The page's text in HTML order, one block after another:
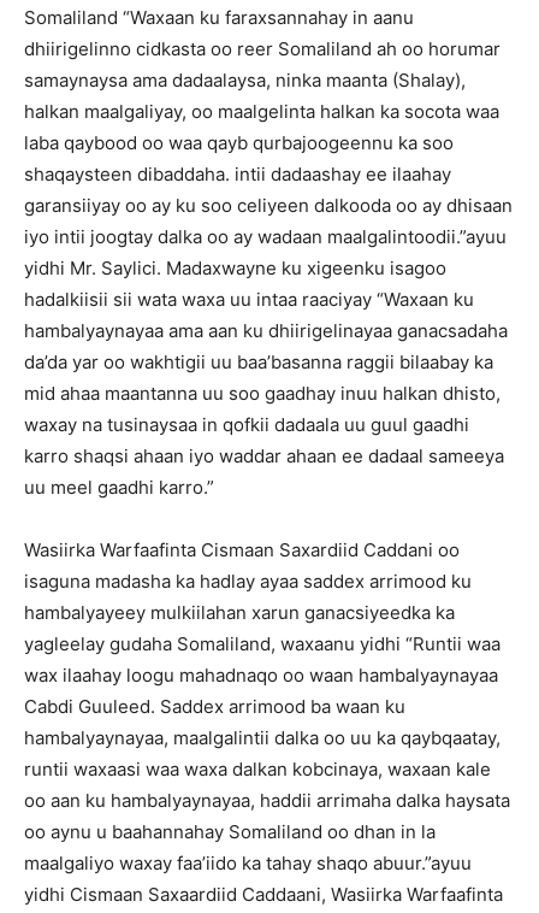
Somaliland “Waxaan ku faraxsannahay in aanu
dhiirigelinno cidkasta oo reer Somaliland ah oo horumar
samaynaysa ama dadaalaysa, ninka maanta (Shalay),
halkan maalgaliyay, oo maalgelinta halkan ka socota waa
laba qaybood oo waa qayb qurbajoogeennu ka soo
shaqaysteen dibaddaha. intii dadaashay ee ilaahay
garansiiyay oo ay ku soo celiyeen dalkooda oo ay dhisaan
iyo intii joogtay dalka oo ay wadaan maalgalintoodii.”ayuu
yidhi Mr. Saylici. Madaxwayne ku xigeenku isagoo
hadalkiisii sii wata waxa uu intaa raaciyay “Waxaan ku
hambalyaynayaa ama aan ku dhiirigelinayaa ganacsadaha
da’da yar oo wakhtigii uu baa’basanna raggii bilaabay ka
mid ahaa maantanna uu soo gaadhay inuu halkan dhisto,
waxay na tusinaysaa in qofkii dadaala uu guul gaadhi
karro shaqsi ahaan iyo waddar ahaan ee dadaal sameeya
uu meel gaadhi karro.”
Wasiirka Warfaafinta Cismaan Saxardiid Caddani oo
isaguna madasha ka hadlay ayaa saddex arrimood ku
hambalyayeey mulkiilahan xarun ganacsiyeedka ka
yagleelay gudaha Somaliland, waxaanu yidhi “Runtii waa
wax ilaahay loogu mahadnaqo oo waan hambalyaynayaa
Cabdi Guuleed. Saddex arrimood ba waan ku
hambalyaynayaa, maalgalintii dalka oo uu ka qaybqaatay,
runtii waxaasi waa waxa dalkan kobcinaya, waxaan kale
oo aan ku hambalyaynayaa, haddii arrimaha dalka haysata
oo aynu u baahannahay Somaliland oo dhan in la
maalgaliyo waxay faa’iido ka tahay shaqo abuur.”ayuu
yidhi Cismaan Saxaardiid Caddaani, Wasiirka Warfaafinta